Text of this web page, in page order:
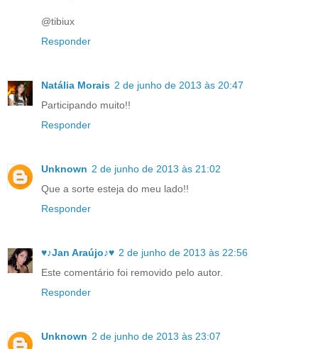
@tibiux
Responder
Natália Morais 2 de junho de 2013 às 20:47
Participando muito!!
Responder
Unknown 2 de junho de 2013 às 21:02
Que a sorte esteja do meu lado!!
Responder
♥♪Jan Araújo♪♥ 2 de junho de 2013 às 22:56
Este comentário foi removido pelo autor.
Responder
Unknown 2 de junho de 2013 às 23:07